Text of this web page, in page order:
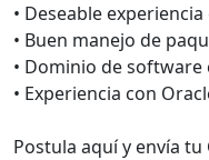
• Deseable
• Buen manejo de
• Dominio de software
• Experiencia con
Postula aquí y envía